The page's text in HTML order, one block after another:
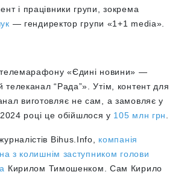
і працівники групи
зокрема
— гендиректор групи «1+1 media».
телемарафону «Єдині новини» —
телеканал “Рада”». Утім, контент для
виготовляє не сам, а замовляє у
2024 році це обійшлося у 105 млн грн
Bihus.Info, компанія
з колишнім заступником голови
Кирилом Тимошенком. Сам Кирило